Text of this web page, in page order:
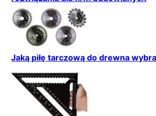
Jaką piłę tarczową do drewna